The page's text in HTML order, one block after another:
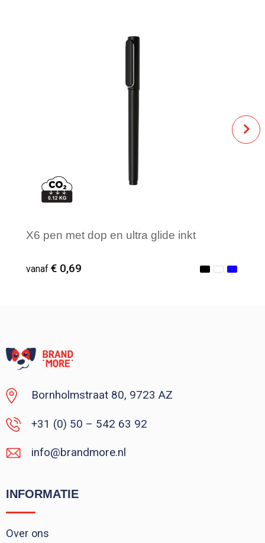
X6 pen met dop en ultra glide inkt
vanaf € 0,69
Bornholmstraat 80, 9723 AZ
+31 (0) 50 – 542 63 92
info@brandmore.nl
INFORMATIE
Over ons